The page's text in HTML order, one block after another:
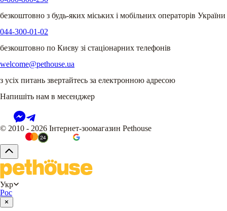
безкоштовно з будь-яких міських і мобільних операторів України
044-300-01-02
безкоштовно по Києву зі стаціонарних телефонів
welcome@pethouse.ua
з усіх питань звертайтесь за електронною адресою
Напишіть нам в месенджер
© 2010 - 2026 Інтернет-зоомагазин Pethouse
Укр
Рос